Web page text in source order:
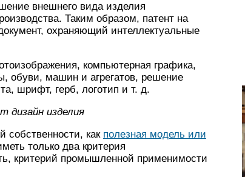
внешнего вида изделия
Таким образом, патент на
охраняющий интеллектуальные
компьютерная графика,
обуви, машин и агрегатов, решение
шрифт, герб, логотип и т. д.
изделия
собственности, как полезная модель или
только два критерия
критерий промышленной применимости